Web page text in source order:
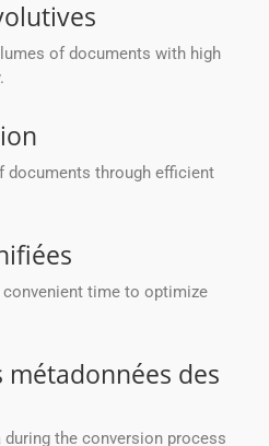
of documents with high
documents through efficient
time to optimize
métadonnées des
the conversion process